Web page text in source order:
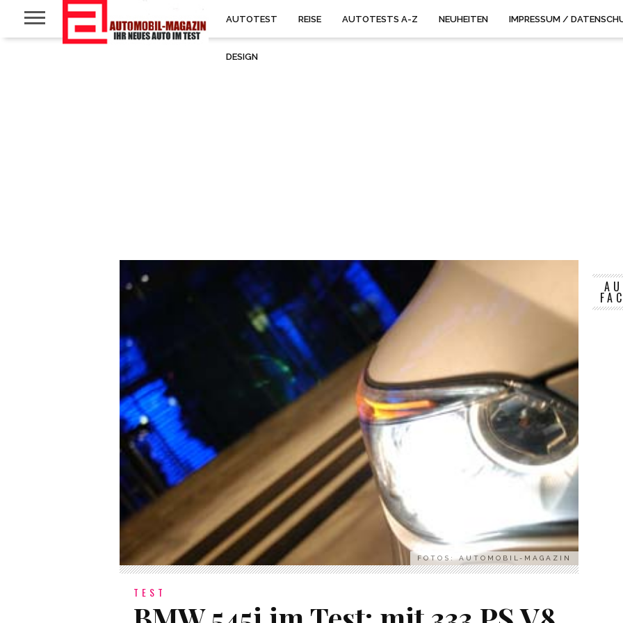
AUTOTEST REISE AUTOTESTS A-Z NEUHEITEN IMPRESSUM /
DESIGN
FOTOS: AUTOMOBIL-MAGAZIN
TEST